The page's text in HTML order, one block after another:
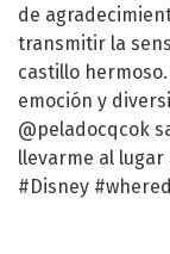
de
transmitir la
castillo
emoción y
@peladocqcok
llevarme al
#Disney